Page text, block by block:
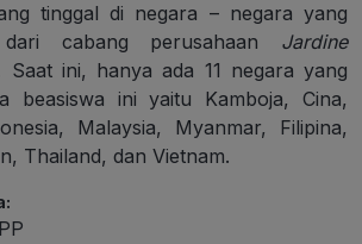
tinggal di negara – negara yang
cabang perusahaan Jardine
Saat ini, hanya ada 11 negara yang
beasiswa ini yaitu Kamboja, Cina,
Malaysia, Myanmar, Filipina,
Thailand, dan Vietnam.